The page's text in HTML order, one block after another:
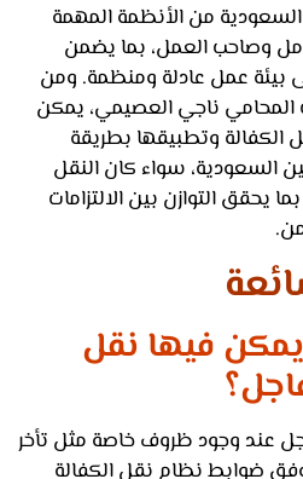
من الأنظمة المهمة
العمل، بما يضمن
عمل عادلة ومنظمة. ومن
ناجي العصيمي، يمكن
وتطبيقها بطريقة
سواء كان النقل
التوازن بين الالتزامات
فيها نقل
وجود ظروف خاصة مثل تأخر
ضوابط نظام نقل الكفالة